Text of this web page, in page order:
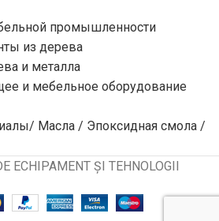
промышленности
из дерева
и металла
и мебельное оборудование
Масла / Эпоксидная смола /
ECHIPAMENT ȘI TEHNOLOGII